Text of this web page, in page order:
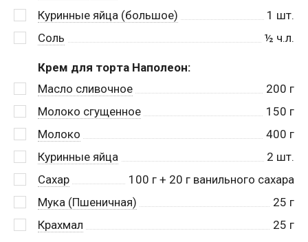
Куринные яйца (большое)
1 шт.
Соль
½ ч.л.
Крем для торта Наполеон:
Масло сливочное
200 г
Молоко сгущенное
150 г
Молоко
400 г
Куринные яйца
2 шт.
Сахар
100 г + 20 г ванильного сахара
Мука (Пшеничная)
25 г
Крахмал
25 г